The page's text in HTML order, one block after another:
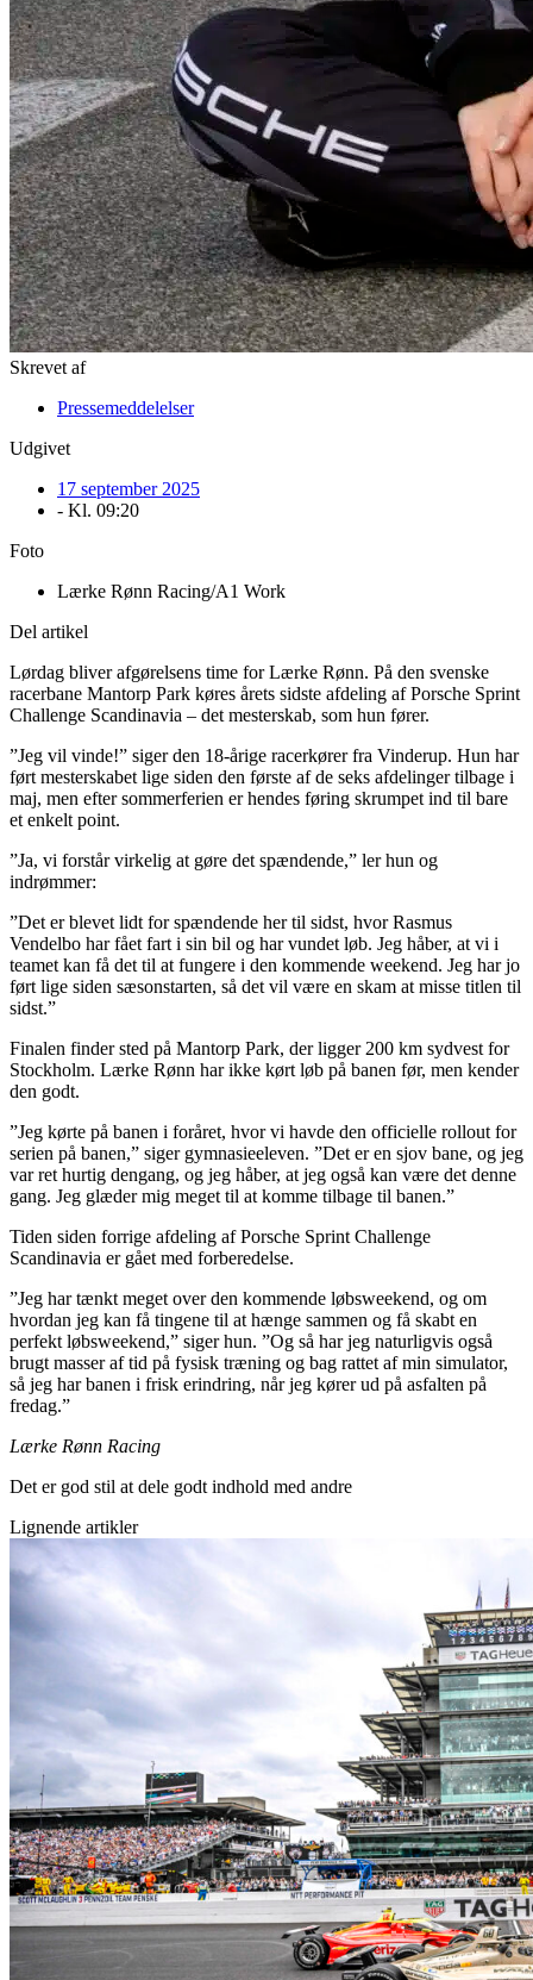
Skrevet af
Pressemeddelelser
Udgivet
17 september 2025
- Kl. 09:20
Foto
Lærke Rønn Racing/A1 Work
Del artikel
Lørdag bliver afgørelsens time for Lærke Rønn. På den svenske
racerbane Mantorp Park køres årets sidste afdeling af Porsche Sprint
Challenge Scandinavia – det mesterskab, som hun fører.
”Jeg vil vinde!” siger den 18-årige racerkører fra Vinderup. Hun har
ført mesterskabet lige siden den første af de seks afdelinger tilbage i
maj, men efter sommerferien er hendes føring skrumpet ind til bare
et enkelt point.
”Ja, vi forstår virkelig at gøre det spændende,” ler hun og
indrømmer:
”Det er blevet lidt for spændende her til sidst, hvor Rasmus
Vendelbo har fået fart i sin bil og har vundet løb. Jeg håber, at vi i
teamet kan få det til at fungere i den kommende weekend. Jeg har jo
ført lige siden sæsonstarten, så det vil være en skam at misse titlen til
sidst.”
Finalen finder sted på Mantorp Park, der ligger 200 km sydvest for
Stockholm. Lærke Rønn har ikke kørt løb på banen før, men kender
den godt.
”Jeg kørte på banen i foråret, hvor vi havde den officielle rollout for
serien på banen,” siger gymnasieeleven. ”Det er en sjov bane, og jeg
var ret hurtig dengang, og jeg håber, at jeg også kan være det denne
gang. Jeg glæder mig meget til at komme tilbage til banen.”
Tiden siden forrige afdeling af Porsche Sprint Challenge
Scandinavia er gået med forberedelse.
”Jeg har tænkt meget over den kommende løbsweekend, og om
hvordan jeg kan få tingene til at hænge sammen og få skabt en
perfekt løbsweekend,” siger hun. ”Og så har jeg naturligvis også
brugt masser af tid på fysisk træning og bag rattet af min simulator,
så jeg har banen i frisk erindring, når jeg kører ud på asfalten på
fredag.”
Lærke Rønn Racing
Det er god stil at dele godt indhold med andre
Lignende artikler